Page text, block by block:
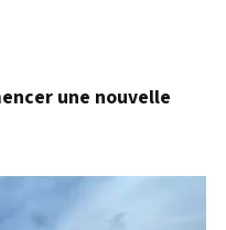
une nouvelle